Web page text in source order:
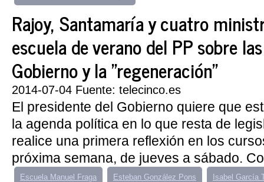
Rajoy, Santamaría y cuatro
escuela de verano del PP sobre
Gobierno y la "regeneración"
2014-07-04 Fuente: telecinco.es
El presidente del Gobierno quiere que
la agenda política en lo que resta de
realice una primera reflexión en los
próxima semana, de jueves a sábado.
Escuela Manuel Fraga Esteban González Pons Isabel García